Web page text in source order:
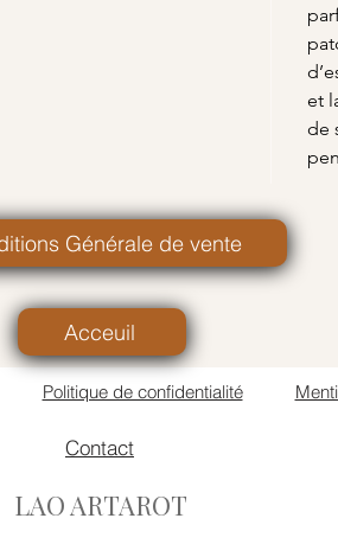
et
de
Générale de vente
Acceuil
Politique de confidentialité
Contact
LAO ARTAROT